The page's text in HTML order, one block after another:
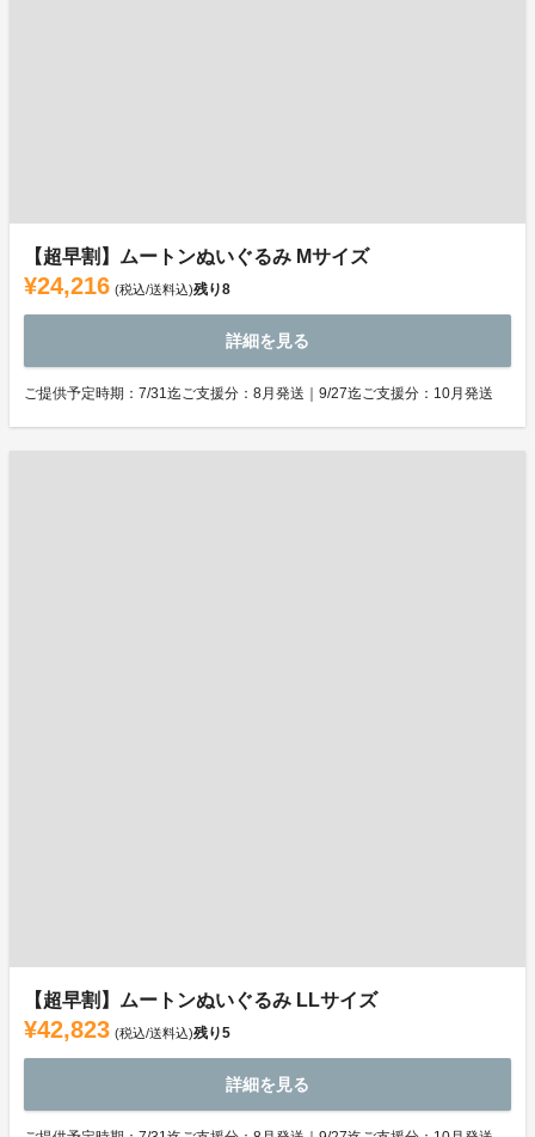
【超早割】ムートンぬいぐるみ Mサイズ
¥24,216 (税込/送料込)残り8
詳細を見る
ご提供予定時期：7/31迄ご支援分：8月発送｜9/27迄ご支援分：10月発送
【超早割】ムートンぬいぐるみ LLサイズ
¥42,823 (税込/送料込)残り5
詳細を見る